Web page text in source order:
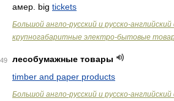
амер. big tickets
Большой англо-русский и русско-английский
крупногабаритные электро-бытовые
49
лесобумажные товары
timber and paper products
Большой англо-русский и русско-английский